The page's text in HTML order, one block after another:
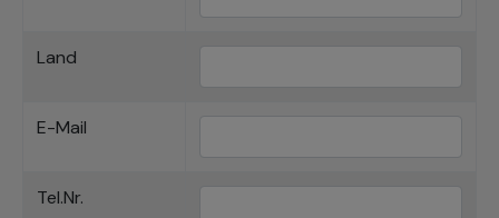
Land
E-Mail
Tel.Nr.